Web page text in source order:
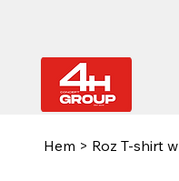
Hem > Roz T-shirt w